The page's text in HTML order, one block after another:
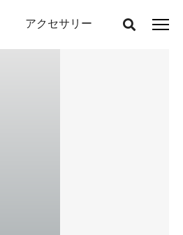
アクセサリー